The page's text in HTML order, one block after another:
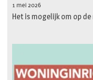
1 mei 2026
Het is mogelijk om op